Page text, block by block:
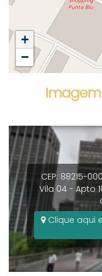
+
−
CEP: 88215-
Vila 04 - Apto
Clique aqui